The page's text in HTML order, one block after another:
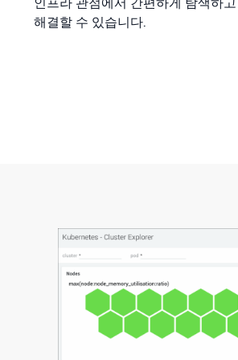
해결할 수 있습니다.